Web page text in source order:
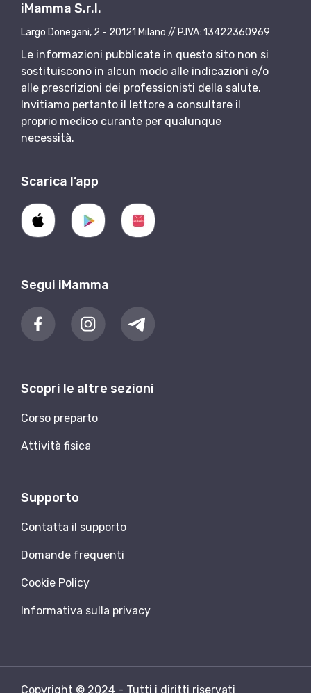
iMamma S.r.l.
Largo Donegani, 2 - 20121 Milano // P.IVA: 13422360969
Le informazioni pubblicate in questo sito non si
sostituiscono in alcun modo alle indicazioni e/o
alle prescrizioni dei professionisti della salute.
Invitiamo pertanto il lettore a consultare il
proprio medico curante per qualunque
necessità.
Scarica l’app
Segui iMamma
Scopri le altre sezioni
Corso preparto
Attività fisica
Supporto
Contatta il supporto
Domande frequenti
Cookie Policy
Informativa sulla privacy
Copyright © 2024 - Tutti i diritti riservati